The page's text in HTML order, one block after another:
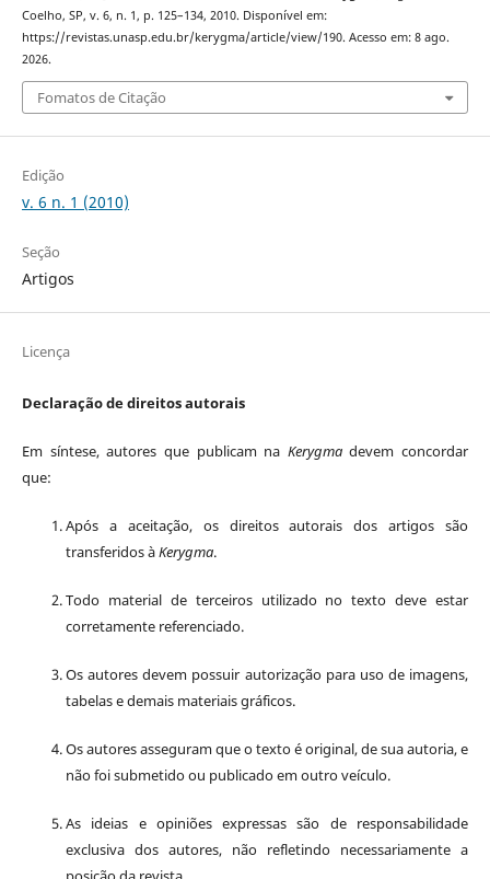
Coelho, SP, v. 6, n. 1, p. 125–134, 2010. Disponível em:
https://revistas.unasp.edu.br/kerygma/article/view/190. Acesso em: 8 ago.
2026.
Fomatos de Citação
Edição
v. 6 n. 1 (2010)
Seção
Artigos
Licença
Declaração de direitos autorais
Em síntese, autores que publicam na Kerygmadevem concordar
que:
Após a aceitação, os direitos autorais dos artigos são
transferidos àKerygma.
Todo material de terceiros utilizado no texto deve estar
corretamente referenciado.
Os autores devem possuir autorização para uso de imagens,
tabelas e demais materiais gráficos.
Os autores asseguram que o texto é original, de sua autoria, e
não foi submetido ou publicado em outro veículo.
As ideias e opiniões expressas são de responsabilidade
exclusiva dos autores, não refletindo necessariamente a